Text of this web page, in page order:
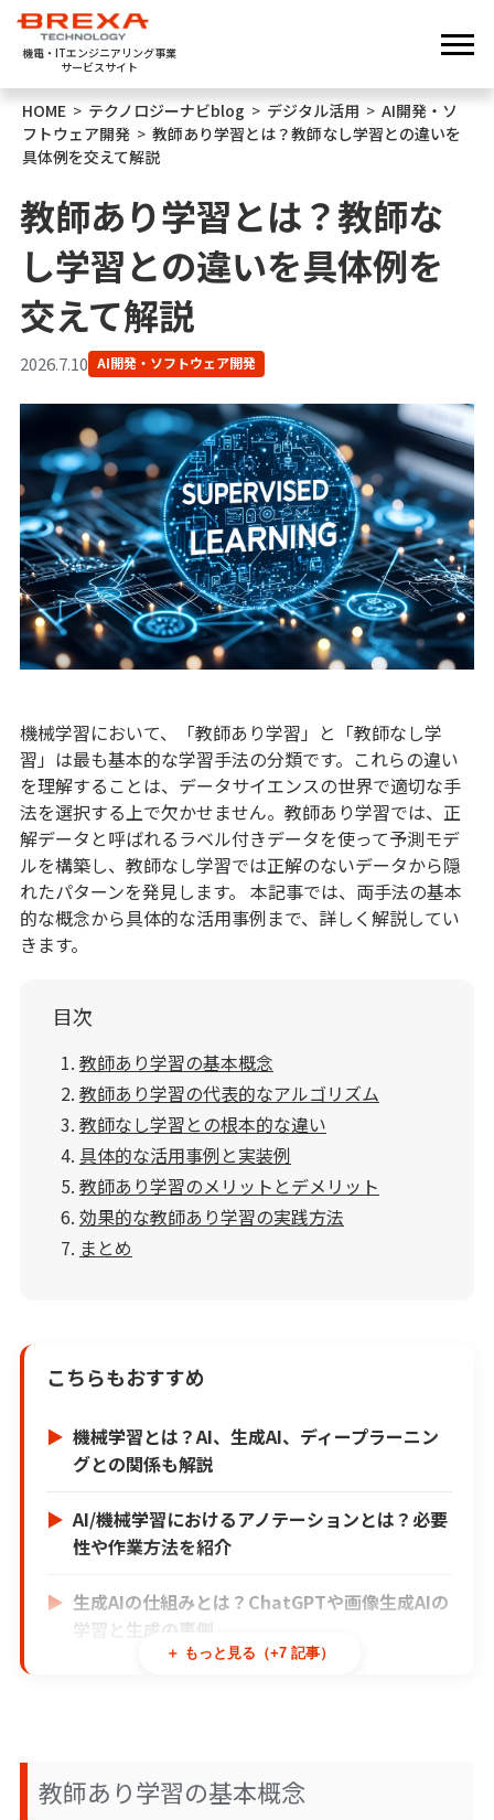
機電・ITエンジニアリング事業
サービスサイト
HOME > テクノロジーナビblog > デジタル活用 > AI開発・ソ
フトウェア開発 > 教師あり学習とは？教師なし学習との違いを
具体例を交えて解説
教師あり学習とは？教師な
し学習との違いを具体例を
交えて解説
2026.7.10 AI開発・ソフトウェア開発
機械学習において、「教師あり学習」と「教師なし学
習」は最も基本的な学習手法の分類です。これらの違い
を理解することは、データサイエンスの世界で適切な手
法を選択する上で欠かせません。教師あり学習では、正
解データと呼ばれるラベル付きデータを使って予測モデ
ルを構築し、教師なし学習では正解のないデータから隠
れたパターンを発見します。 本記事では、両手法の基本
的な概念から具体的な活用事例まで、詳しく解説してい
きます。
目次
教師あり学習の基本概念
教師あり学習の代表的なアルゴリズム
教師なし学習との根本的な違い
具体的な活用事例と実装例
教師あり学習のメリットとデメリット
効果的な教師あり学習の実践方法
まとめ
こちらもおすすめ
機械学習とは？AI、生成AI、ディープラーニン
グとの関係も解説
AI/機械学習におけるアノテーションとは？必要
性や作業方法を紹介
生成AIの仕組みとは？ChatGPTや画像生成AIの
学習と生成の裏側
てる技術を解説
＋ もっと見る（+7 記事）
教師あり学習の基本概念